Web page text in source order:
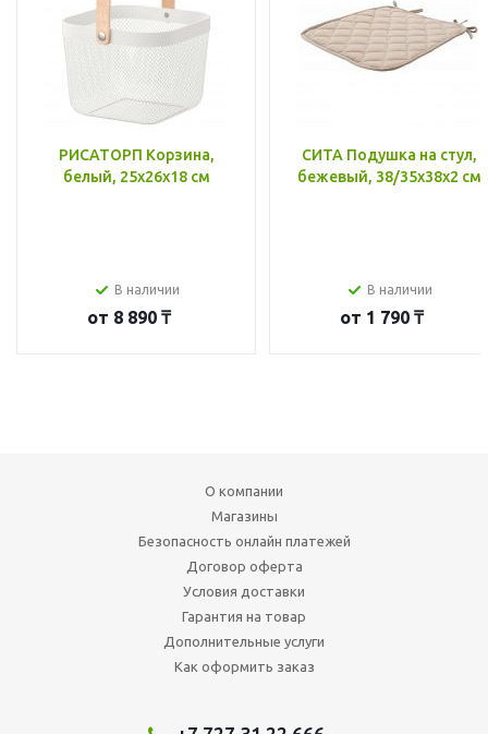
РИСАТОРП Корзина,
белый, 25x26x18 см
В наличии
от 8 890 ₸
СИТА Подушка на стул,
бежевый, 38/35x38x2 см
В наличии
от 1 790 ₸
О компании
Магазины
Безопасность онлайн платежей
Договор оферта
Условия доставки
Гарантия на товар
Дополнительные услуги
Как оформить заказ